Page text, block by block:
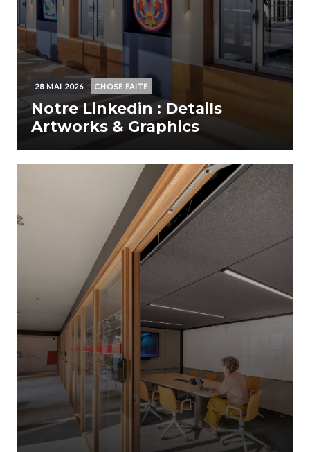
28 MAI 2026 CHOSE FAITE
Notre Linkedin : Details
Artworks & Graphics